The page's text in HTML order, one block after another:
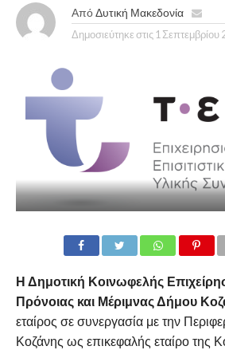
Από Δυτική Μακεδονία
Δημοσιεύτηκε στις 1 Σεπτεμβρίου
Η Δημοτική Κοινωφελής
Πρόνοιας και Μέριμνας Δήμου
εταίρος σε συνεργασία με την
Κοζάνης ως επικεφαλής εταίρο της